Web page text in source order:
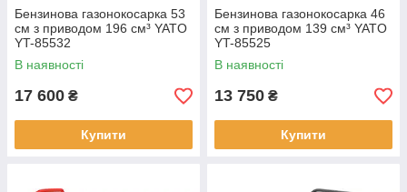
Бензинова газонокосарка 53
см з приводом 196 см³ YATO
YT-85532
В наявності
17 600 ₴
Купити
Бензинова газонокосарка 46
см з приводом 139 см³ YATO
YT-85525
В наявності
13 750 ₴
Купити